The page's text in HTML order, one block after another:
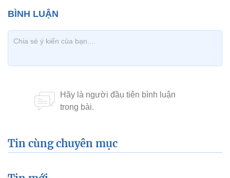
Tin cùng chuyên mục